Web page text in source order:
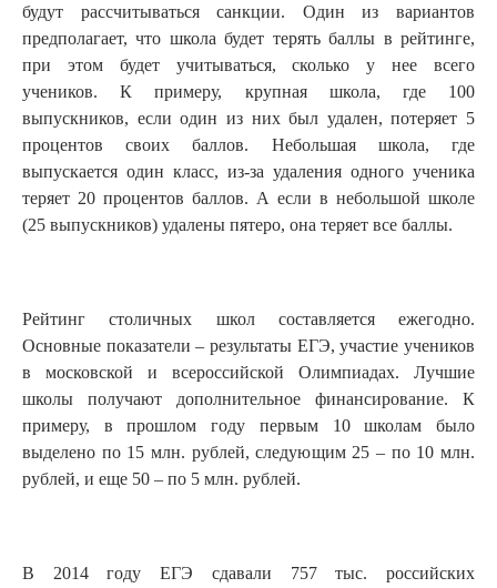
будут рассчитываться санкции. Один из вариантов
предполагает, что школа будет терять баллы в рейтинге,
при этом будет учитываться, сколько у нее всего
учеников. К примеру, крупная школа, где 100
выпускников, если один из них был удален, потеряет 5
процентов своих баллов. Небольшая школа, где
выпускается один класс, из-за удаления одного ученика
теряет 20 процентов баллов. А если в небольшой школе
(25 выпускников) удалены пятеро, она теряет все баллы.
Рейтинг столичных школ составляется ежегодно.
Основные показатели – результаты ЕГЭ, участие учеников
в московской и всероссийской Олимпиадах. Лучшие
школы получают дополнительное финансирование. К
примеру, в прошлом году первым 10 школам было
выделено по 15 млн. рублей, следующим 25 – по 10 млн.
рублей, и еще 50 – по 5 млн. рублей.
В 2014 году ЕГЭ сдавали 757 тыс. российских